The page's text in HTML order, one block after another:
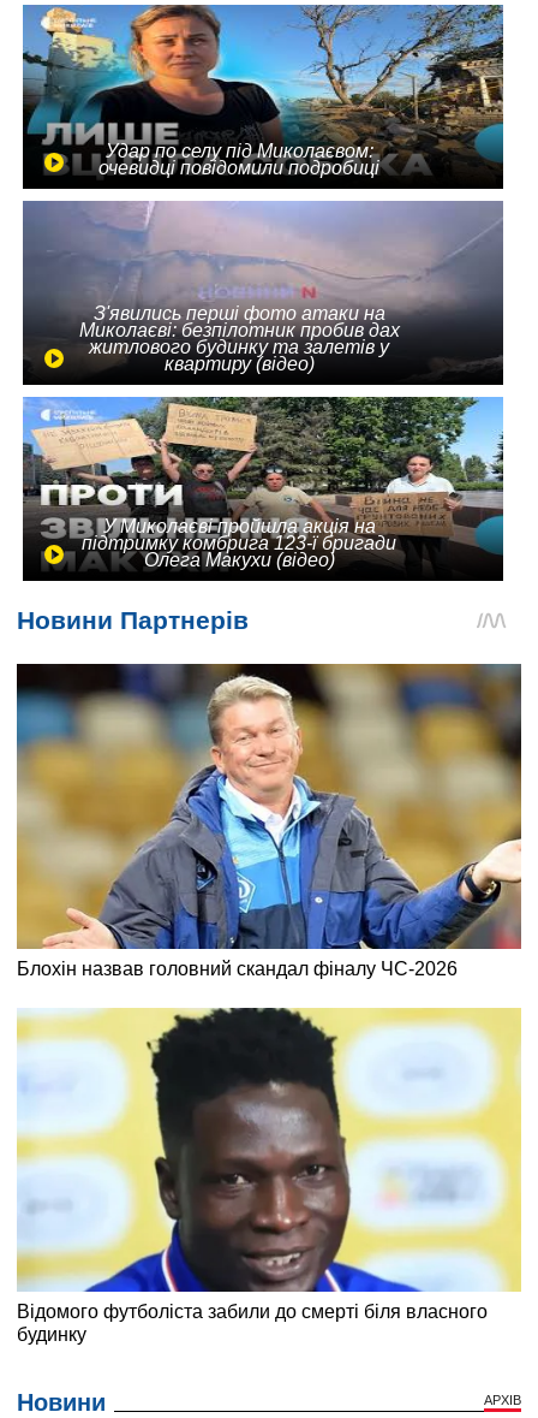
Удар по селу під Миколаєвом:
очевидці повідомили подробиці
З'явились перші фото атаки на
Миколаєві: безпілотник пробив дах
житлового будинку та залетів у
квартиру (відео)
У Миколаєві пройшла акція на
підтримку комбрига 123-ї бригади
Олега Макухи (відео)
Новини АРХІВ